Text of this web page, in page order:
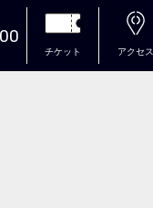
チケット アクセス